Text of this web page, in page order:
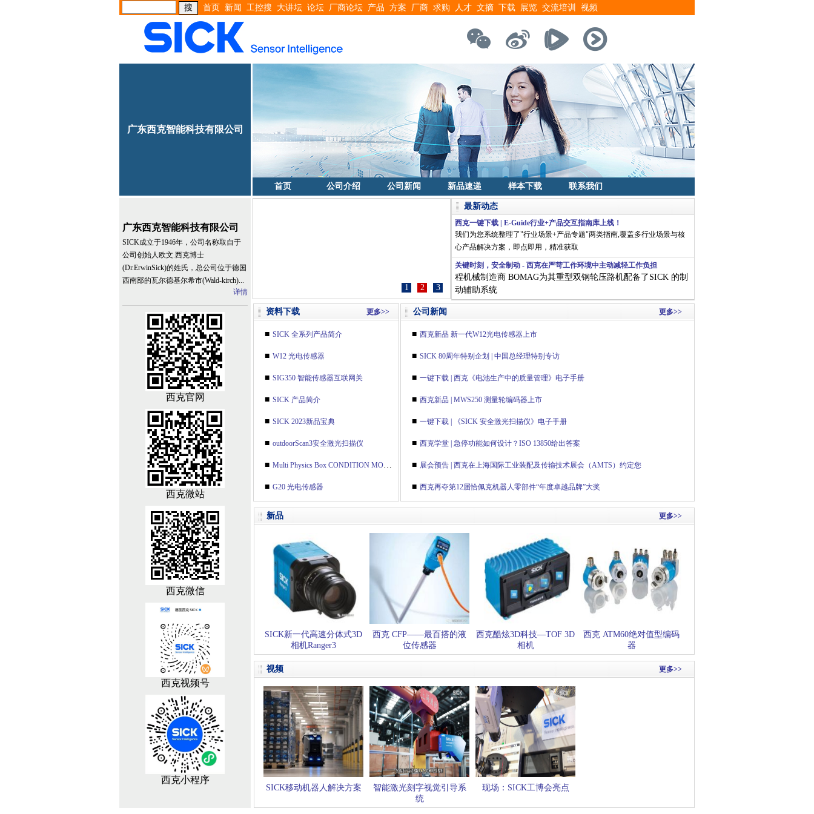
首页 新闻 工控搜 大讲坛 论坛 厂商论坛 产品 方案 厂商 求购 人才 文摘 下载 展览 交流培训 视频
广东西克智能科技有限公司
首页 公司介绍 公司新闻 新品速递 样本下载 联系我们
广东西克智能科技有限公司
SICK成立于1946年，公司名称取自于
公司创始人欧文.西克博士
(Dr.ErwinSick)的姓氏，总公司位于德国
西南部的瓦尔德基尔希市(Wald-kirch)...
详情
西克官网
西克微站
西克微信
西克视频号
西克小程序
1 2 3
最新动态
西克一键下载 | E-Guide行业+产品交互指南库上线！
我们为您系统整理了"行业场景+产品专题"两类指南,覆盖多行业场景与核
心产品解决方案，即点即用，精准获取
关键时刻，安全制动 - 西克在严苛工作环境中主动减轻工作负担
程机械制造商 BOMAG为其重型双钢轮压路机配备了SICK 的制
动辅助系统
资料下载 更多>>
■ SICK 全系列产品简介
■ W12 光电传感器
■ SIG350 智能传感器互联网关
■ SICK 产品简介
■ SICK 2023新品宝典
■ outdoorScan3安全激光扫描仪
■ Multi Physics Box CONDITION MONITORING（状态监测）传感器
■ G20 光电传感器
公司新闻 更多>>
■ 西克新品 新一代W12光电传感器上市
■ SICK 80周年特别企划 | 中国总经理特别专访
■ 一键下载 | 西克《电池生产中的质量管理》电子手册
■ 西克新品 | MWS250 测量轮编码器上市
■ 一键下载 | 《SICK 安全激光扫描仪》电子手册
■ 西克学堂 | 急停功能如何设计？ISO 13850给出答案
■ 展会预告 | 西克在上海国际工业装配及传输技术展会（AMTS）约定您
■ 西克再夺第12届恰佩克机器人零部件“年度卓越品牌”大奖
新品 更多>>
SICK新一代高速分体式3D
相机Ranger3
西克 CFP——最百搭的液
位传感器
西克酷炫3D科技—TOF 3D
相机
西克 ATM60绝对值型编码
器
视频 更多>>
SICK移动机器人解决方案
智能激光刻字视觉引导系
统
现场：SICK工博会亮点